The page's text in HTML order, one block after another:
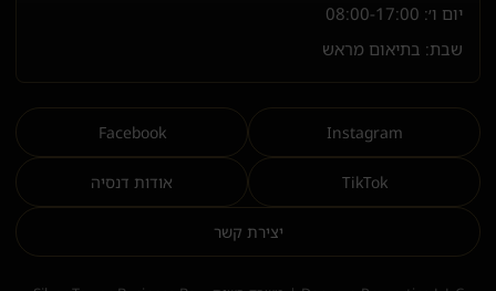
יום ו׳: 08:00-17:00
שבת: בתיאום מראש
Instagram
Facebook
TikTok אודות דנסיה
יצירת קשר